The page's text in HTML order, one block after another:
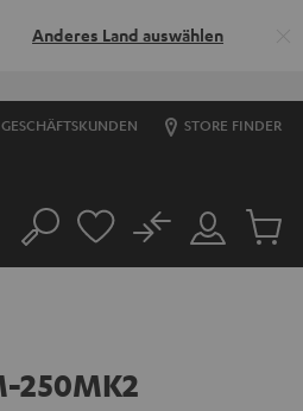
Anderes Land auswählen
GESCHÄFTSKUNDEN STORE FINDER
Suche
Mein
Konto
No
Artikel
250MK2